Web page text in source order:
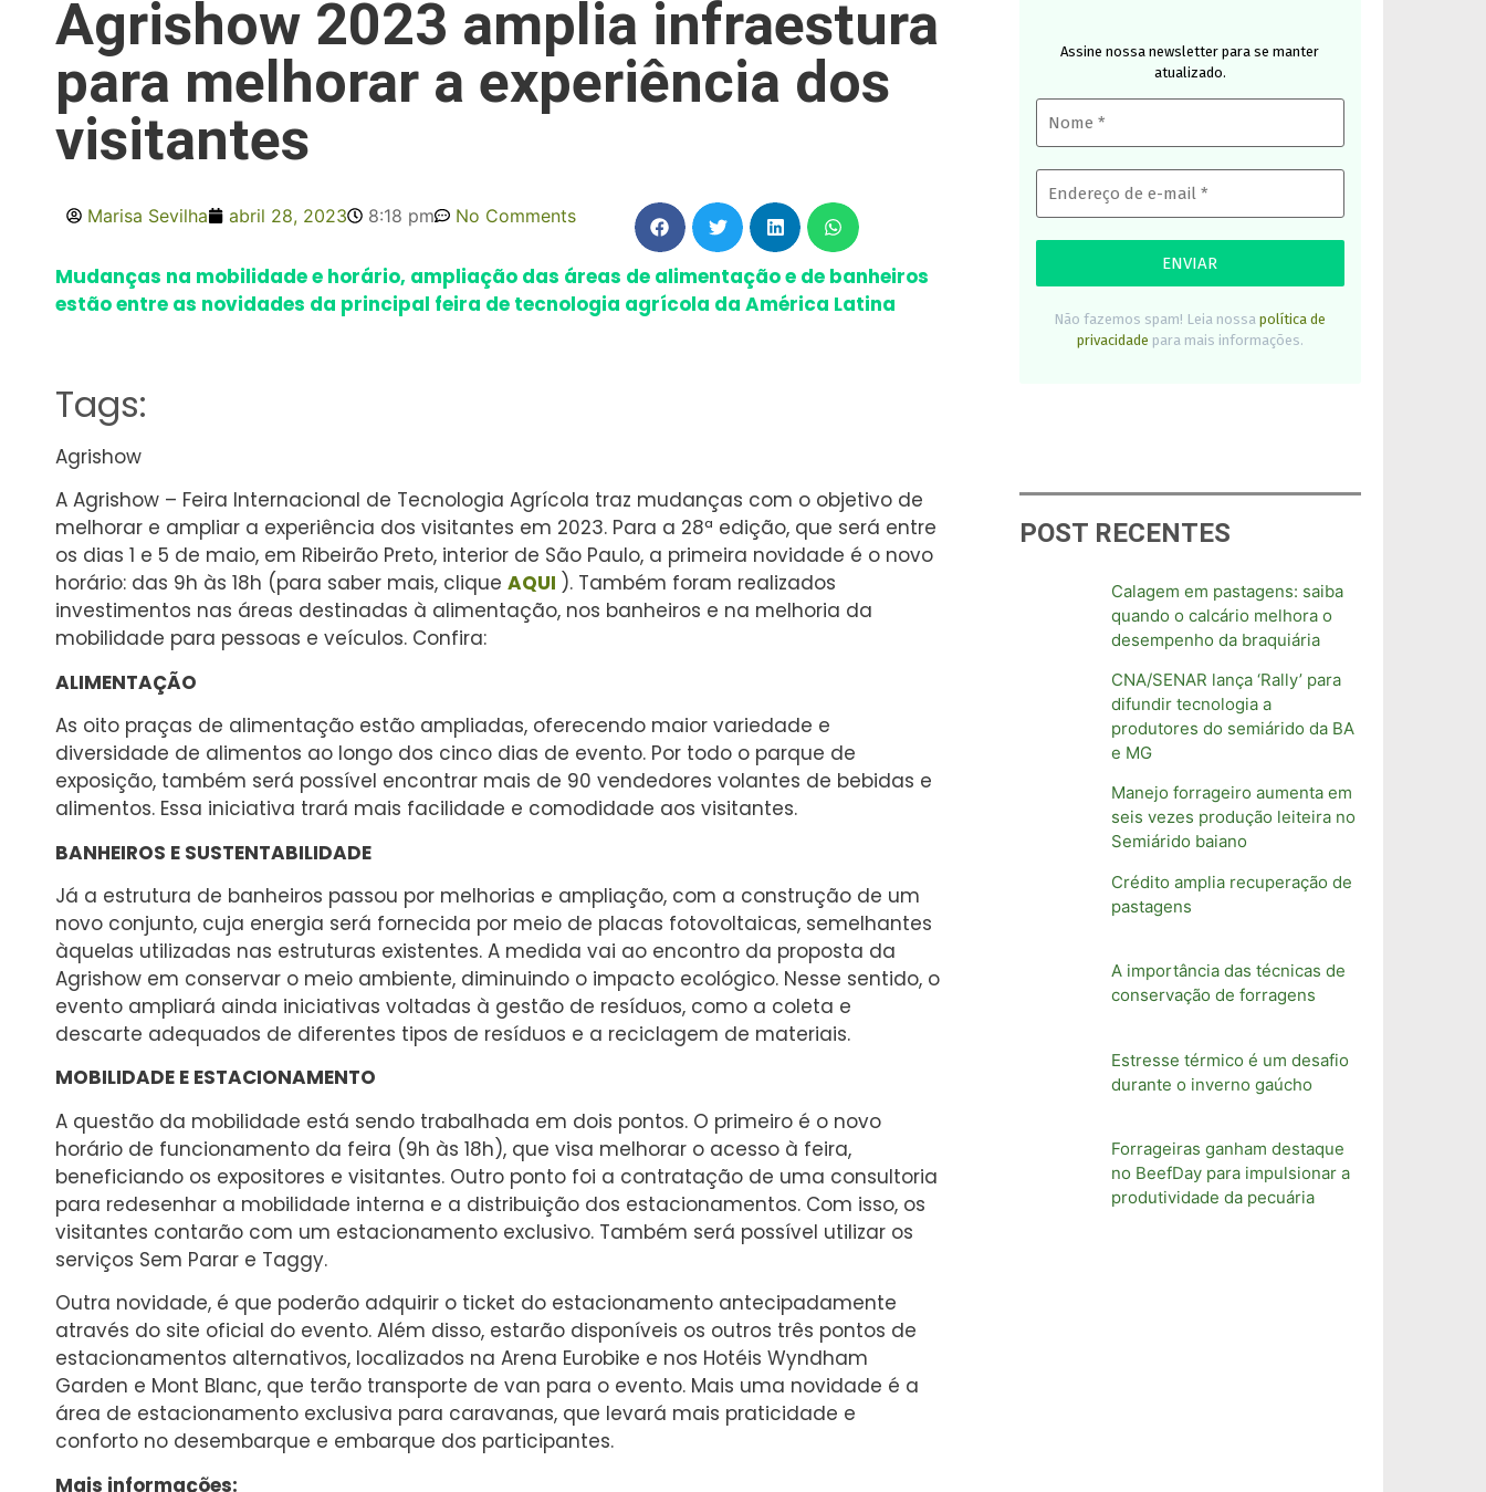
Agrishow 2023 amplia infraestura
para melhorar a experiência dos
visitantes
Marisa Sevilha abril 28, 2023 8:18 pm No Comments
Mudanças na mobilidade e horário, ampliação das áreas de alimentação e de banheiros
estão entre as novidades da principal feira de tecnologia agrícola da América Latina
Tags:
Agrishow
A Agrishow – Feira Internacional de Tecnologia Agrícola traz mudanças com o objetivo de
melhorar e ampliar a experiência dos visitantes em 2023. Para a 28ª edição, que será entre
os dias 1 e 5 de maio, em Ribeirão Preto, interior de São Paulo, a primeira novidade é o novo
horário: das 9h às 18h (para saber mais, clique AQUI ). Também foram realizados
investimentos nas áreas destinadas à alimentação, nos banheiros e na melhoria da
mobilidade para pessoas e veículos. Confira:
ALIMENTAÇÃO
As oito praças de alimentação estão ampliadas, oferecendo maior variedade e
diversidade de alimentos ao longo dos cinco dias de evento. Por todo o parque de
exposição, também será possível encontrar mais de 90 vendedores volantes de bebidas e
alimentos. Essa iniciativa trará mais facilidade e comodidade aos visitantes.
BANHEIROS E SUSTENTABILIDADE
Já a estrutura de banheiros passou por melhorias e ampliação, com a construção de um
novo conjunto, cuja energia será fornecida por meio de placas fotovoltaicas, semelhantes
àquelas utilizadas nas estruturas existentes. A medida vai ao encontro da proposta da
Agrishow em conservar o meio ambiente, diminuindo o impacto ecológico. Nesse sentido, o
evento ampliará ainda iniciativas voltadas à gestão de resíduos, como a coleta e
descarte adequados de diferentes tipos de resíduos e a reciclagem de materiais.
MOBILIDADE E ESTACIONAMENTO
A questão da mobilidade está sendo trabalhada em dois pontos. O primeiro é o novo
horário de funcionamento da feira (9h às 18h), que visa melhorar o acesso à feira,
beneficiando os expositores e visitantes. Outro ponto foi a contratação de uma consultoria
para redesenhar a mobilidade interna e a distribuição dos estacionamentos. Com isso, os
visitantes contarão com um estacionamento exclusivo. Também será possível utilizar os
serviços Sem Parar e Taggy.
Outra novidade, é que poderão adquirir o ticket do estacionamento antecipadamente
através do site oficial do evento. Além disso, estarão disponíveis os outros três pontos de
estacionamentos alternativos, localizados na Arena Eurobike e nos Hotéis Wyndham
Garden e Mont Blanc, que terão transporte de van para o evento. Mais uma novidade é a
área de estacionamento exclusiva para caravanas, que levará mais praticidade e
conforto no desembarque e embarque dos participantes.
Mais informações:
Assine nossa newsletter para se manter
atualizado.
Não fazemos spam! Leia nossapolítica de
privacidade para mais informações.
POST RECENTES
Calagem em pastagens: saiba
quando o calcário melhora o
desempenho da braquiária
CNA/SENAR lança ‘Rally’ para
difundir tecnologia a
produtores do semiárido da BA
e MG
Manejo forrageiro aumenta em
seis vezes produção leiteira no
Semiárido baiano
Crédito amplia recuperação de
pastagens
A importância das técnicas de
conservação de forragens
Estresse térmico é um desafio
durante o inverno gaúcho
Forrageiras ganham destaque
no BeefDay para impulsionar a
produtividade da pecuária